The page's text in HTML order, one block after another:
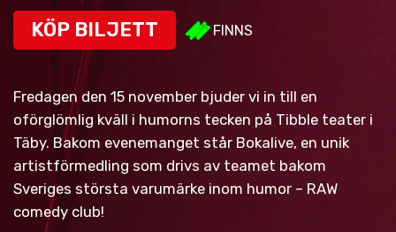
FAKTA
PRESENTKORT
BOKA KOMIKER
KONTAKT
KÖP BILJETT FINNS
Fredagen den 15 november bjuder vi in till en
oförglömlig kväll i humorns tecken på Tibble teater i
Täby. Bakom evenemanget står Bokalive, en unik
artistförmedling som drivs av teamet bakom
Sveriges största varumärke inom humor – RAW
comedy club!